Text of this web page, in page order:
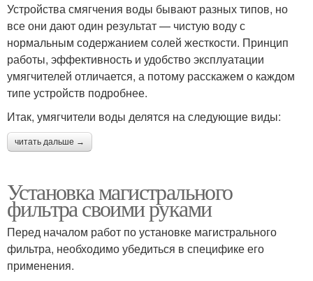
Устройства смягчения воды бывают разных типов, но
все они дают один результат — чистую воду с
нормальным содержанием солей жесткости. Принцип
работы, эффективность и удобство эксплуатации
умягчителей отличается, а потому расскажем о каждом
типе устройств подробнее.
Итак, умягчители воды делятся на следующие виды:
читать дальше →
Установка магистрального
фильтра своими руками
Перед началом работ по установке магистрального
фильтра, необходимо убедиться в специфике его
применения.